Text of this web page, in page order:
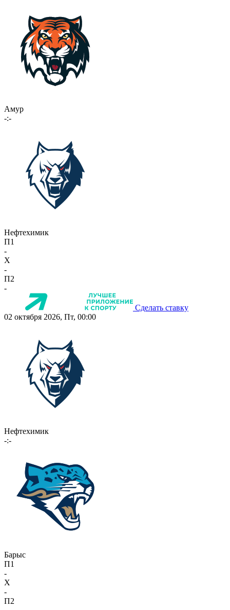
Амур
-:-
Нефтехимик
П1
-
X
-
П2
-
Сделать ставку
02 октября 2026, Пт, 00:00
Нефтехимик
-:-
Барыс
П1
-
X
-
П2